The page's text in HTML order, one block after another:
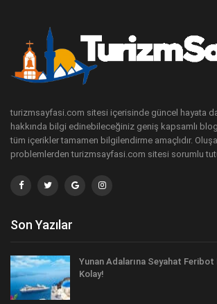
turizmsayfasi.com sitesi içerisinde güncel hayata
hakkında bilgi edinebileceğiniz geniş kapsamlı
tüm içerikler tamamen bilgilendirme amaçlıdır.
problemlerden turizmsayfasi.com sitesi sorumlu
Son Yazılar
Yunan Adalarına Seyahat
Kolay!